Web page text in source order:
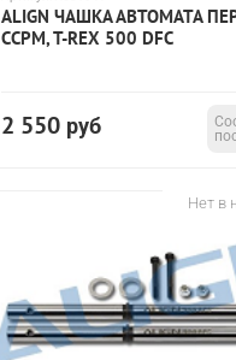
ALIGN ЧАШКА АВТОМАТА
CCPM, T-REX 500 DFC
2 550 руб
Нет в